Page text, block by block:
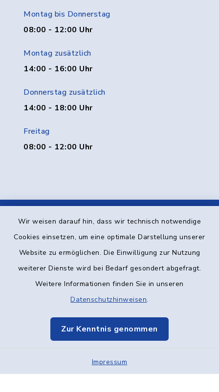
Wir weisen darauf hin, dass wir technisch notwendige
Cookies einsetzen, um eine optimale Darstellung unserer
Website zu ermöglichen. Die Einwilligung zur Nutzung
weiterer Dienste wird bei Bedarf gesondert abgefragt.
Weitere Informationen finden Sie in unseren
Datenschutzhinweisen.
Zur Kenntnis genommen
Impressum
Montag bis Donnerstag
08:00 - 12:00 Uhr
Montag zusätzlich
14:00 - 16:00 Uhr
Donnerstag zusätzlich
14:00 - 18:00 Uhr
Freitag
08:00 - 12:00 Uhr
Kontakt
Barrierefreiheit
Impressum
Elektronische Kommunikation